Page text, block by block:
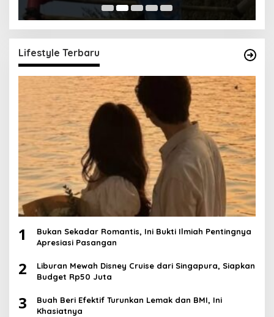
Lifestyle Terbaru
1
Bukan Sekadar Romantis, Ini Bukti Ilmiah Pentingnya
Apresiasi Pasangan
2
Liburan Mewah Disney Cruise dari Singapura, Siapkan
Budget Rp50 Juta
3
Buah Beri Efektif Turunkan Lemak dan BMI, Ini
Khasiatnya